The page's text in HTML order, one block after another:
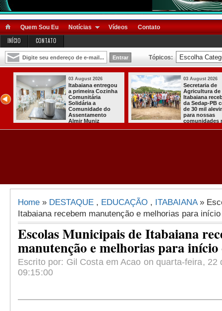
Quem Sou Eu Notícias Vídeos Contato
INÍCIO CONTATO
Tópicos:
cerca
rurais
03 August 2026
Mulher em aparente
surto esfaqueia a
própria mãe em
João Pessoa
03
PT
para
quarto
Home » DESTAQUE , EDUCAÇÃO , ITABAIANA»
Itabaiana recebem manutenção e melhorias para
Escolas Municipais de Itabaiana
manutenção e melhorias para
Escrito por: Gil Costa em Acao on quarta-feira, 22
09:15:00